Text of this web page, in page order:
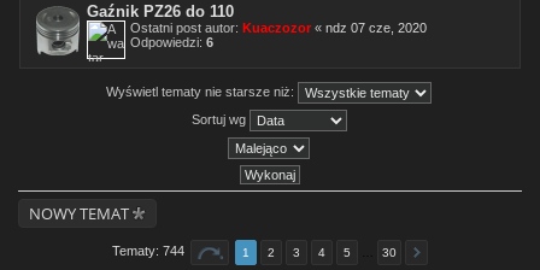
Gaźnik PZ26 do 110
Ostatni post autor: Kuaczozor « ndz 07 cze, 2020
Odpowiedzi: 6
Wyświetl tematy nie starsze niż:
Sortuj wg
NOWY TEMAT
Tematy: 744 1 2 3 4 5 30